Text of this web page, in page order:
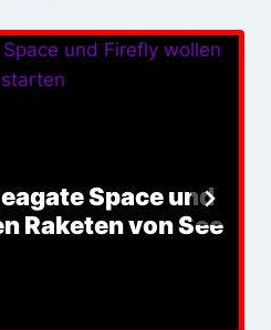
Space und
Raketen von See